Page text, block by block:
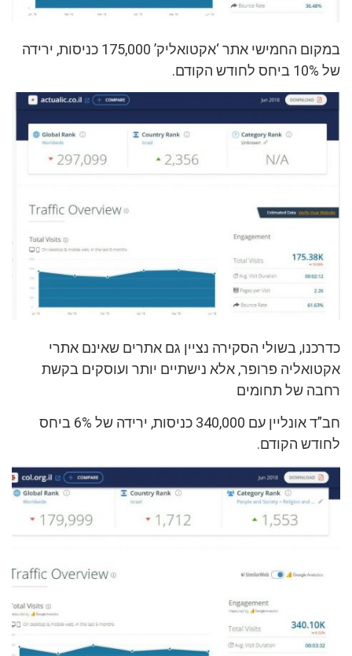
במקום החמישי אתר ‘אקטואליק’ 175,000 כניסות, ירידה
של 10% ביחס לחודש הקודם.
כדרכנו, בשולי הסקירה נציין גם אתרים שאינם אתרי
אקטואליה פרופר, אלא נישתיים יותר ועוסקים בקשת
רחבה של תחומים
חב”ד אונליין עם 340,000 כניסות, ירידה של 6% ביחס
לחודש הקודם.